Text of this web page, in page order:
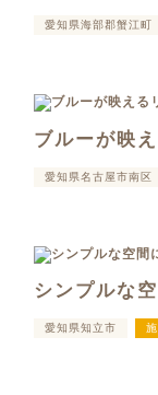
愛知県海部郡蟹江町
ブルーが映
愛知県名古屋市南区
シンプルな
愛知県知立市